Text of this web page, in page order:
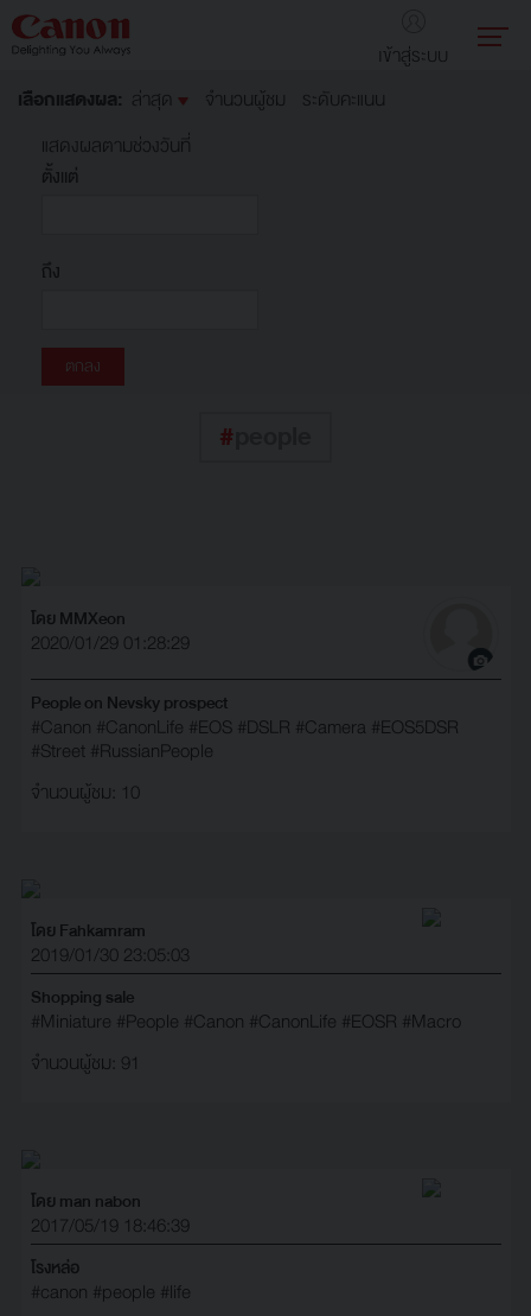
เข้าสู่ระบบ
เลือกแสดงผล: ล่าสุด จำนวนผู้ชม
ระดับคะแนน
แสดงผลตามช่วงวันที่
ตั้งแต่
ถึง
#
โดย MMXeon
2020/01/29 01:28:29
People on Nevsky prospect
#Canon #CanonLife #EOS #DSLR #Camera #EOS5DSR
#Street #RussianPeople
จำนวนผู้ชม: 10
โดย Fahkamram
2019/01/30 23:05:03
Shopping sale
#Miniature #People #Canon #CanonLife #EOSR #Macro
จำนวนผู้ชม: 91
โดย man nabon
2017/05/19 18:46:39
โรงหล่อ
#canon #people #life